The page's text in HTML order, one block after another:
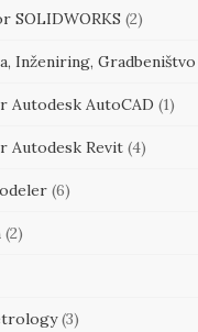
SOLIDWORKS (2)
Inženiring, Gradbeništvo
Autodesk AutoCAD (1)
Autodesk Revit(4)
(6)
(2)
(3)